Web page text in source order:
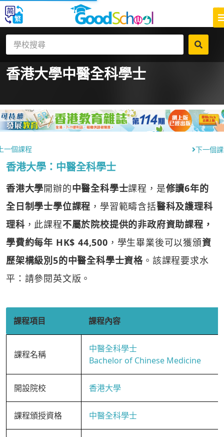
香港大學中醫全科學士
一個課程 下一個
香港大學：中醫全科學士
香港大學開辦的中醫全科學士課程，是修讀6年的
全日制學士學位課程 ，學習範疇含括醫科及護理科
理科 ，此課程不屬於院校提供的非政府資助課程，
學費約每年 HK$ 44,500 ，學生畢業後可以獲頒資
歷架構級別5的中醫全科學士資格 。該課程要求水
平：請參閱英文版。
課程項目 課程內容
課程名稱
中醫全科學士
Bachelor of Chinese Medicine
開設院校 香港大學
課程頒授資格 中醫全科學士